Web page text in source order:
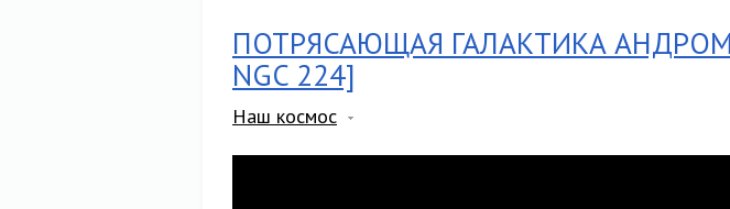
ПОТРЯСАЮЩАЯ ГАЛАКТИКА
NGC 224]
Наш космос